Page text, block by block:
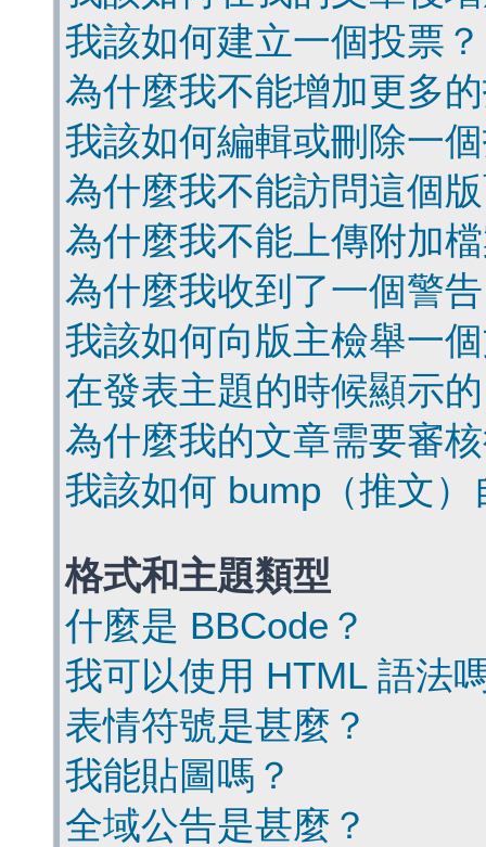
我該如何建立一個投票？
為什麼我不能增加更多
我該如何編輯或刪除一
為什麼我不能訪問這個
為什麼我不能上傳附加
為什麼我收到了一個警
我該如何向版主檢舉一
在發表主題的時候顯示
為什麼我的文章需要審
我該如何 bump（推文
格式和主題類型
什麼是 BBCode？
我可以使用 HTML 語法
表情符號是甚麼？
我能貼圖嗎？
全域公告是甚麼？